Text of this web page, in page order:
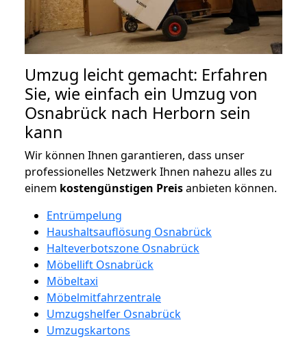
Umzug leicht gemacht: Erfahren
Sie, wie einfach ein Umzug von
Osnabrück nach Herborn sein
kann
Wir können Ihnen garantieren, dass unser
professionelles Netzwerk Ihnen nahezu alles zu
einem kostengünstigen Preisanbieten können.
Entrümpelung
Haushaltsauflösung Osnabrück
Halteverbotszone Osnabrück
Möbellift Osnabrück
Möbeltaxi
Möbelmitfahrzentrale
Umzugshelfer Osnabrück
Umzugskartons